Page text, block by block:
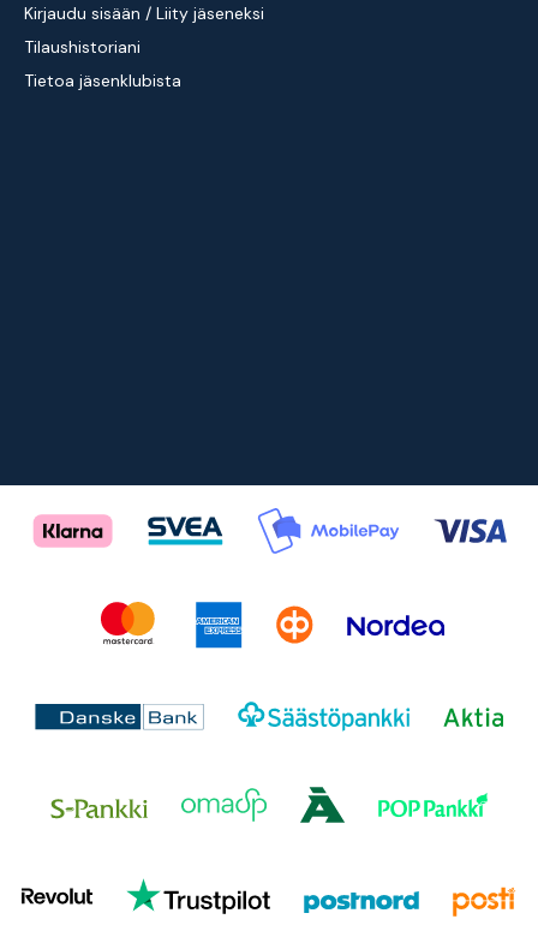
Kirjaudu sisään / Liity jäseneksi
Tilaushistoriani
Tietoa jäsenklubista